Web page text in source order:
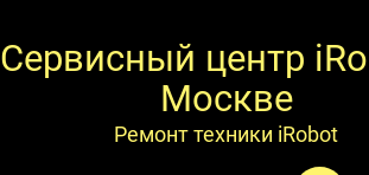
Сервисный центр
Москве
Ремонт техники iRobot